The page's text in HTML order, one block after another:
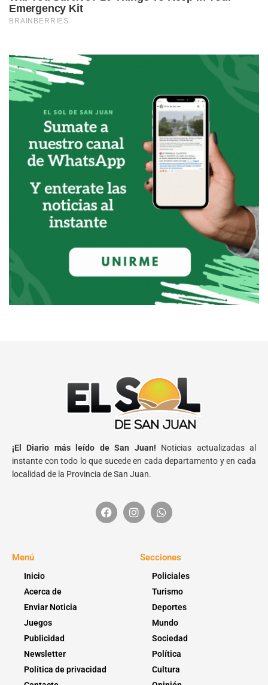
¡El Diario más leído de San Juan! Noticias actualizadas al
instante con todo lo que sucede en cada departamento y en cada
localidad de la Provincia de San Juan.
Menú
Inicio
Acerca de
Enviar Noticia
Juegos
Publicidad
Newsletter
Política de privacidad
Secciones
Policiales
Turismo
Deportes
Mundo
Sociedad
Política
Cultura